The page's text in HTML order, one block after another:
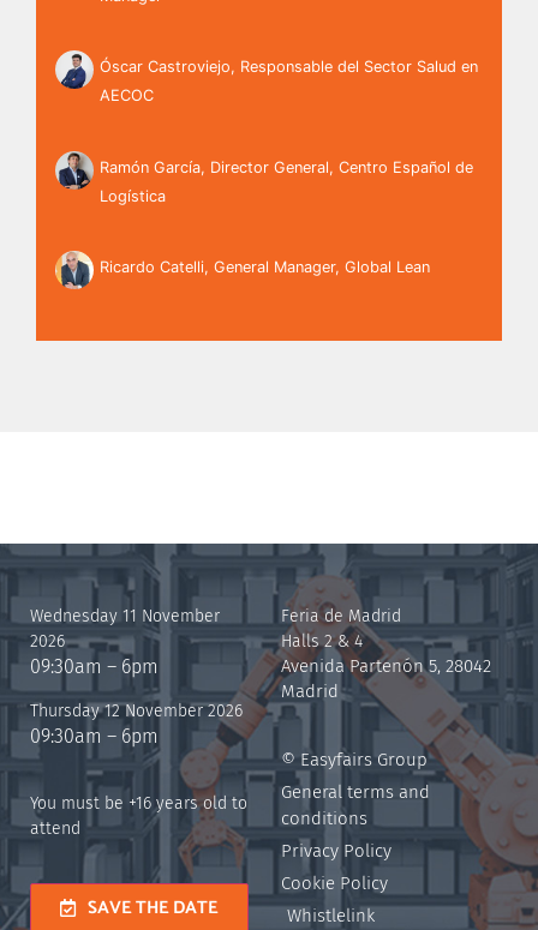
Óscar Castroviejo, Responsable del Sector Salud en
AECOC
Ramón García, Director General, Centro Español de
Logística
Ricardo Catelli, General Manager, Global Lean
Wednesday 11 November
2026
09:30am – 6pm
Thursday 12 November 2026
09:30am – 6pm
You must be +16 years old to
attend
SAVE THE DATE
Feria de Madrid
Halls 2 & 4
Avenida Partenón 5, 28042
Madrid
© Easyfairs Group
General terms and
conditions
Privacy Policy
Cookie Policy
Whistlelink